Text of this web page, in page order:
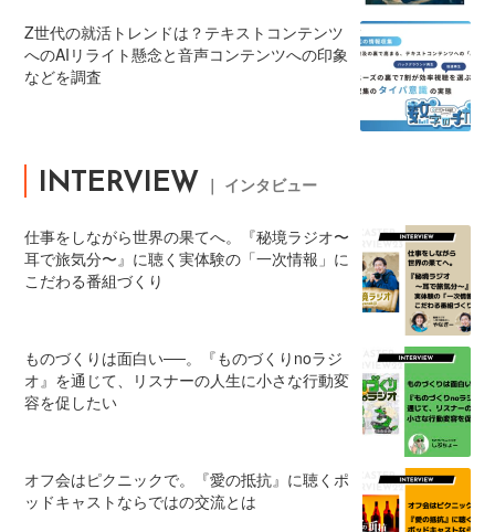
Z世代の就活トレンドは？テキストコンテンツ
へのAIリライト懸念と音声コンテンツへの印象
などを調査
INTERVIEW ｜ インタビュー
仕事をしながら世界の果てへ。『秘境ラジオ〜
耳で旅気分〜』に聴く実体験の「一次情報」に
こだわる番組づくり
ものづくりは面白い──。『ものづくりnoラジ
オ』を通じて、リスナーの人生に小さな行動変
容を促したい
オフ会はピクニックで。『愛の抵抗』に聴くポ
ッドキャストならではの交流とは